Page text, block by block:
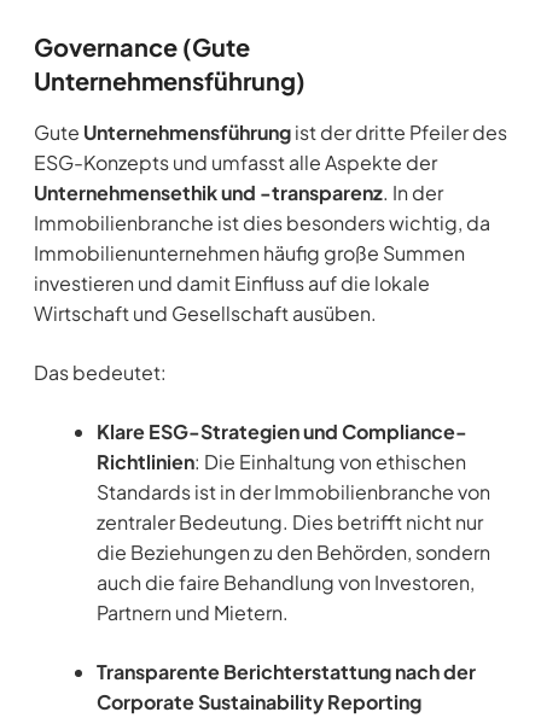
Governance (Gute
Unternehmensführung)
Gute Unternehmensführungist der dritte Pfeiler des
ESG-Konzepts und umfasst alle Aspekte der
Unternehmensethik und -transparenz. In der
Immobilienbranche ist dies besonders wichtig, da
Immobilienunternehmen häufig große Summen
investieren und damit Einfluss auf die lokale
Wirtschaft und Gesellschaft ausüben.
Das bedeutet:
Klare ESG-Strategien und Compliance-
Richtlinien: Die Einhaltung von ethischen
Standards ist in der Immobilienbranche von
zentraler Bedeutung. Dies betrifft nicht nur
die Beziehungen zu den Behörden, sondern
auch die faire Behandlung von Investoren,
Partnern und Mietern.
Transparente Berichterstattung nach der
Corporate Sustainability Reporting